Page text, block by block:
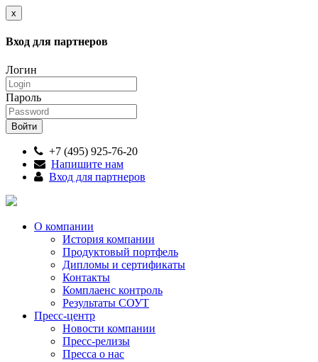
x
Вход для партнеров
Логин
Пароль
+7 (495) 925-76-20
Напишите нам
Вход для партнеров
О компании
История компании
Продуктовый портфель
Дипломы и сертификаты
Контакты
Комплаенс контроль
Результаты СОУТ
Пресс-центр
Новости компании
Пресс-релизы
Пресса о нас